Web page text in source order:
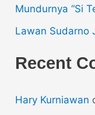
Mundurnya “Si
Lawan Sudarno
Recent
Hary Kurniawan